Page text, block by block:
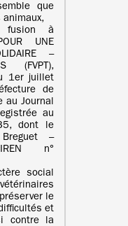
que
à
UNE
–
(FVPT),
1er juillet
de
au Journal
au
dont le
–
n°
social
le
et
contre la